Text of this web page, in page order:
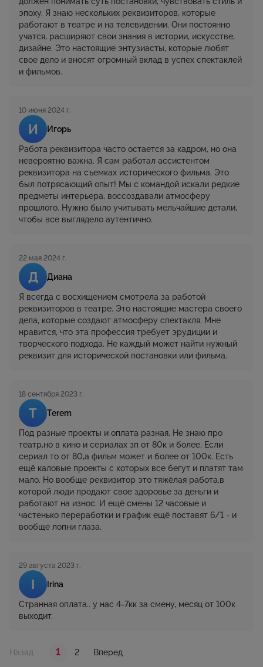
эпоху. Я знаю нескольких реквизиторов, которые
работают в театре и на телевидении. Они постоянно
учатся, расширяют свои знания в истории, искусстве,
дизайне. Это настоящие энтузиасты, которые любят
свое дело и вносят огромный вклад в успех спектаклей
и фильмов.
И Игорь
10 июня 2024 г.
Работа реквизитора часто остается за кадром, но она
невероятно важна. Я сам работал ассистентом
реквизитора на съемках исторического фильма. Это
был потрясающий опыт! Мы с командой искали редкие
предметы интерьера, воссоздавали атмосферу
прошлого. Нужно было учитывать мельчайшие детали,
чтобы все выглядело аутентично.
Д Диана
22 мая 2024 г.
Я всегда с восхищением смотрела за работой
реквизиторов в театре. Это настоящие мастера своего
дела, которые создают атмосферу спектакля. Мне
нравится, что эта профессия требует эрудиции и
творческого подхода. Не каждый может найти нужный
реквизит для исторической постановки или фильма.
T Terem
18 сентября 2023 г.
Под разные проекты и оплата разная. Не знаю про
театр,но в кино и сериалах зп от 80к и более. Если
сериал то от 80,а фильм может и более от 100к. Есть
ещё каловые проекты с которых все бегут и платят там
мало. Но вообще реквизитор это тяжёлая работа,в
которой люди продают свое здоровье за деньги и
работают на износ. И ещё смены 12 часовые и
частенько переработки и график ещё поставят 6/1 - и
вообще лопни глаза.
I Irina
29 августа 2023 г.
Странная оплата.. у нас 4-7кк за смену, месяц от 100к
выходит.
Назад 1 2 Вперед